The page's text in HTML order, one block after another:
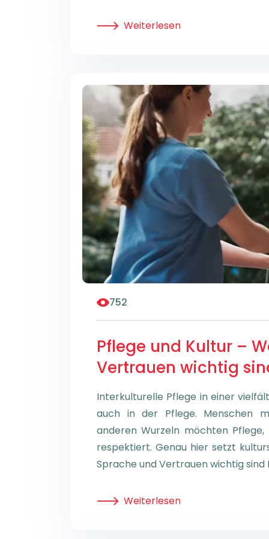
Weiterlesen
752
Pflege und Kultur –
Vertrauen wichtig
Interkulturelle Pflege in einer
auch in der Pflege. Menschen
anderen Wurzeln möchten
respektiert. Genau hier setzt
Sprache und Vertrauen wichtig sind
Weiterlesen